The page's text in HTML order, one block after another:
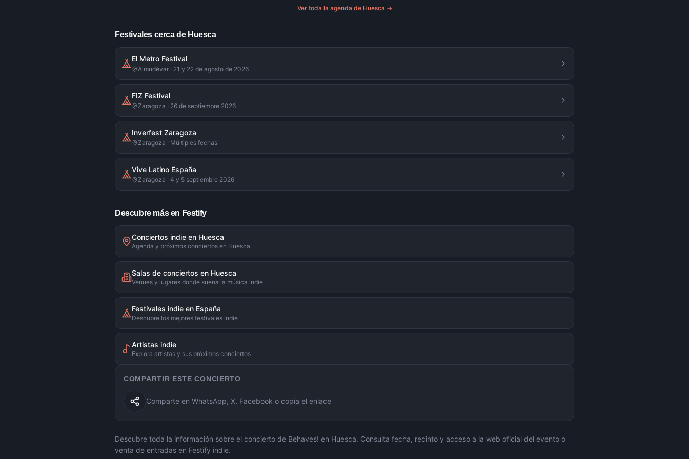
Ver toda la agenda de Huesca →
Festivales cerca de Huesca
El Metro Festival
Almudévar · 21 y 22 de agosto de 2026
FIZ Festival
Zaragoza · 26 de septiembre 2026
Inverfest Zaragoza
Zaragoza · Múltiples fechas
Vive Latino España
Zaragoza · 4 y 5 septiembre 2026
Descubre más en Festify
Conciertos indie en Huesca
Agenda y próximos conciertos en Huesca
Salas de conciertos en Huesca
Venues y lugares donde suena la música indie
Festivales indie en España
Descubre los mejores festivales indie
Artistas indie
Explora artistas y sus próximos conciertos
COMPARTIR ESTE CONCIERTO
Comparte en WhatsApp, X, Facebook o copia el enlace
Descubre toda la información sobre el concierto de Behaves! en Huesca. Consulta fecha, recinto y acceso a la web oficial del evento o
venta de entradas en Festify indie.